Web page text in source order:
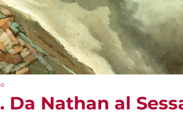
Da Nathan al